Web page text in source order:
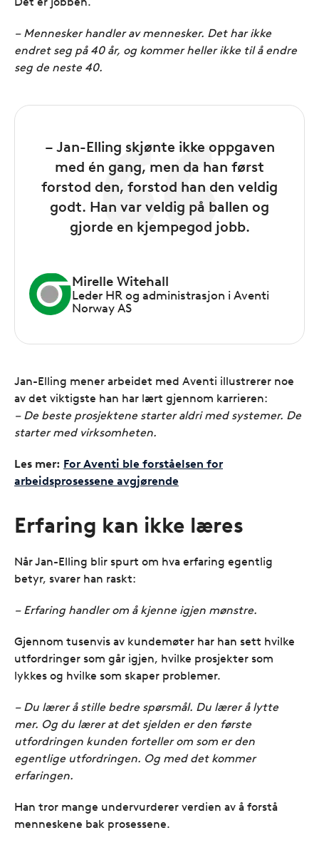
– Mennesker handler av mennesker. Det har ikke
endret seg på 40 år, og kommer heller ikke til å endre
seg de neste 40.
– Jan-Elling skjønte ikke oppgaven
med én gang, men da han først
forstod den, forstod han den veldig
godt. Han var veldig på ballen og
gjorde en kjempegod jobb.
Mirelle Witehall
Leder HR og administrasjon i Aventi
Norway AS
Jan-Elling mener arbeidet med Aventi illustrerer noe
av det viktigste han har lært gjennom karrieren:
– De beste prosjektene starter aldri med systemer. De
starter med virksomheten.
Les mer: For Aventi ble forståelsen for
arbeidsprosessene avgjørende
Erfaring kan ikke læres
Når Jan-Elling blir spurt om hva erfaring egentlig
betyr, svarer han raskt:
– Erfaring handler om å kjenne igjen mønstre.
Gjennom tusenvis av kundemøter har han sett hvilke
utfordringer som går igjen, hvilke prosjekter som
lykkes og hvilke som skaper problemer.
– Du lærer å stille bedre spørsmål. Du lærer å lytte
mer. Og du lærer at det sjelden er den første
utfordringen kunden forteller om som er den
egentlige utfordringen. Og med det kommer
erfaringen.
Han tror mange undervurderer verdien av å forstå
menneskene bak prosessene.